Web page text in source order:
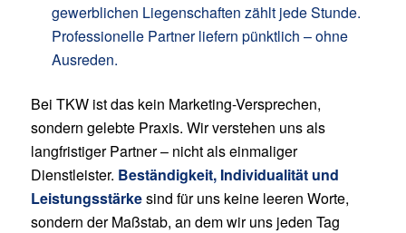
gewerblichen Liegenschaften zählt jede Stunde.
Professionelle Partner liefern pünktlich – ohne
Ausreden.
Bei TKW ist das kein Marketing-Versprechen,
sondern gelebte Praxis. Wir verstehen uns als
langfristiger Partner – nicht als einmaliger
Dienstleister. Beständigkeit, Individualität und
Leistungsstärkesind für uns keine leeren Worte,
sondern der Maßstab, an dem wir uns jeden Tag